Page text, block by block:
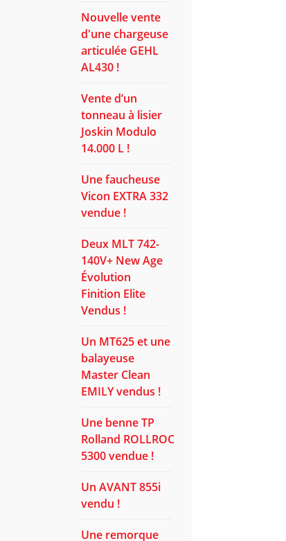
Nouvelle vente
d'une chargeuse
articulée GEHL
AL430 !
Vente d’un
tonneau à lisier
Joskin Modulo
14.000 L !
Une faucheuse
Vicon EXTRA 332
vendue !
Deux MLT 742-
140V+ New Age
Évolution
Finition Elite
Vendus !
Un MT625 et une
balayeuse
Master Clean
EMILY vendus !
Une benne TP
Rolland ROLLROC
5300 vendue !
Un AVANT 855i
vendu !
Une remorque